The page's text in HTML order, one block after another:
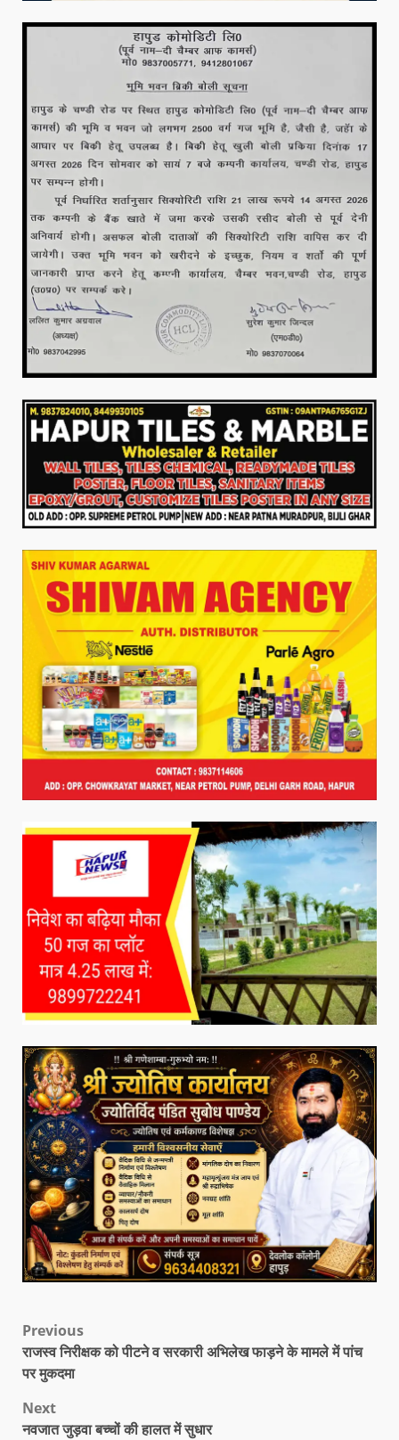
Previous
राजस्व निरीक्षक को पीटने व सरकारी अभिलेख फाड़ने के मामले में पांच
पर मुकदमा
Next
नवजात जुड़वा बच्चों की हालत में सुधार